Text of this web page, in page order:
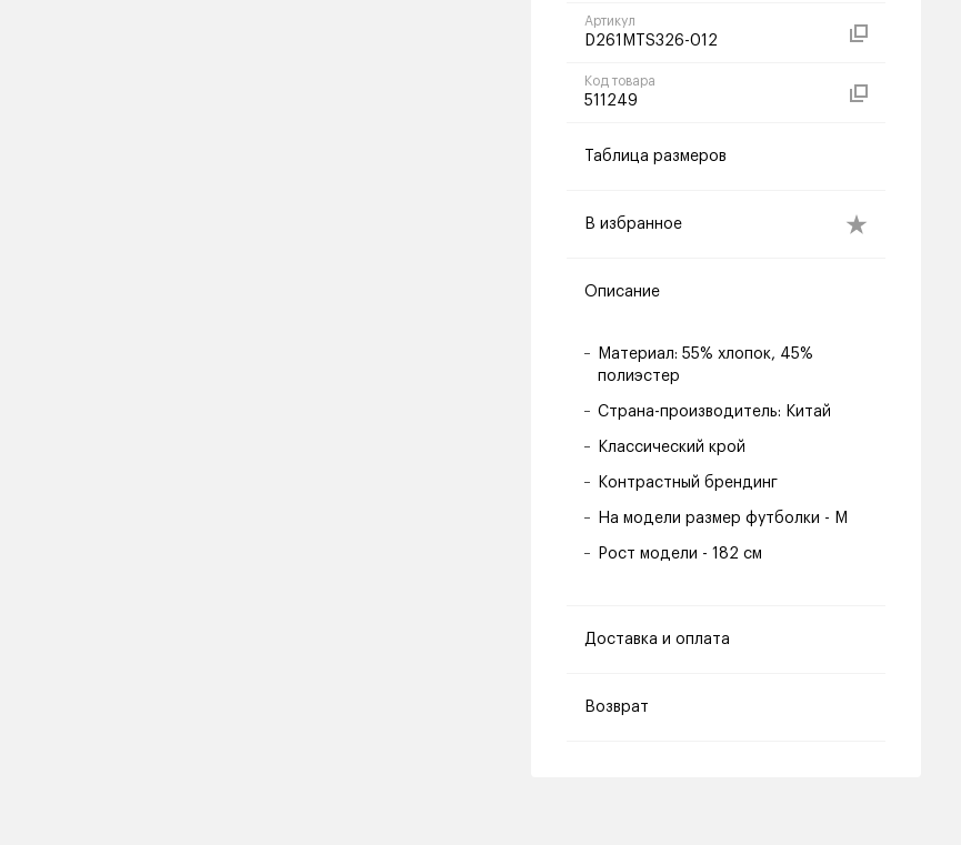
Артикул
D261MTS326-012
Код товара
511249
Таблица размеров
В избранное
Описание
Материал: 55% хлопок, 45%
полиэстер
Страна-производитель: Китай
Классический крой
Контрастный брендинг
На модели размер футболки - M
Рост модели - 182 см
Доставка и оплата
Возврат